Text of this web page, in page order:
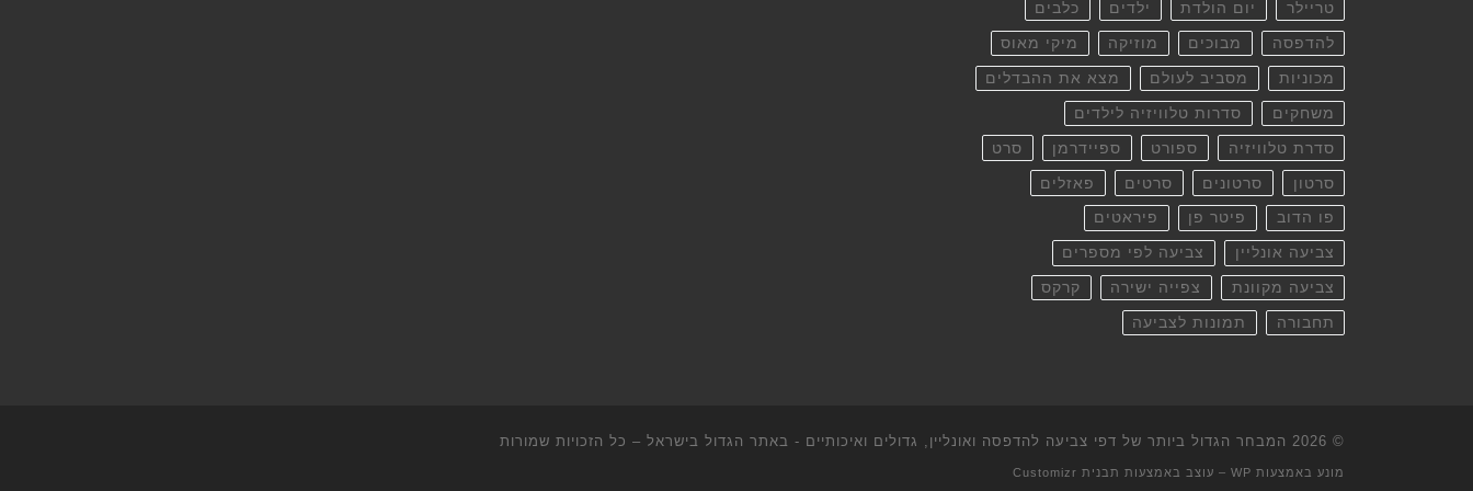
טריילר יום הולדת ילדים כלבים
להדפסה מבוכים מוזיקה מיקי מאוס
מכוניות מסביב לעולם מצא את ההבדלים
משחקים סדרות טלוויזיה לילדים
סדרת טלוויזיה ספורט ספיידרמן סרט
סרטון סרטונים סרטים פאזלים
פו הדוב פיטר פן פיראטים
צביעה אונליין צביעה לפי מספרים
צביעה מקוונת צפייה ישירה קרקס
תחבורה תמונות לצביעה
© 2026 המבחר הגדול ביותר של דפי צביעה להדפסה ואונליין, גדולים ואיכותיים - באתר הגדול בישראל – כל הזכויות שמורות
מונע באמצעות WP – עוצב באמצעות תבנית Customizr